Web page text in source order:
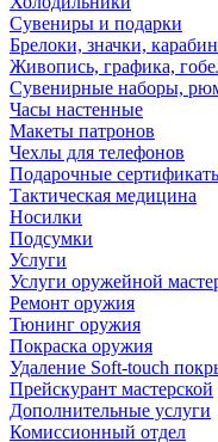
Сувениры и подарки
Брелоки, значки,
Живопись, графика,
Сувенирные наборы,
Часы настенные
Макеты патронов
Чехлы для телефонов
Подарочные
Тактическая медицина
Носилки
Подсумки
Услуги
Услуги оружейной
Ремонт оружия
Тюнинг оружия
Покраска оружия
Удаление Soft-touch
Прейскурант мастерской
Дополнительные услуги
Комиссионный отдел